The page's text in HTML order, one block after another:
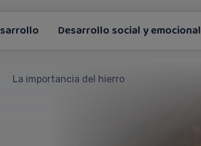
Desarrollo social y emocional
La importancia del hierro